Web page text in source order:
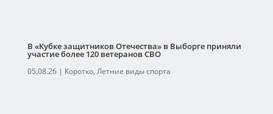
В «Кубке защитников Отечества» в Выборге приняли
участие более 120 ветеранов СВО
05.08.26| Коротко, Летние виды спорта